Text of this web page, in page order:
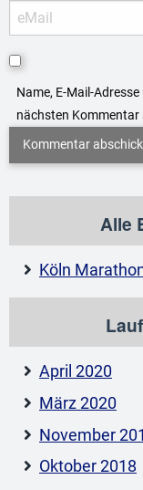
Name, E-Mail-
nächsten Kommentar
Alle
Köln
April 2020
März 2020
November
Oktober 2018